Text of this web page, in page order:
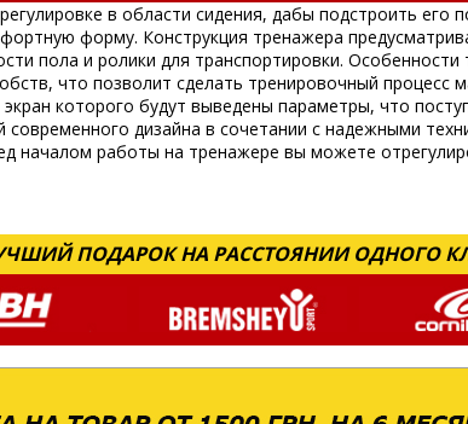
в области сидения, дабы подстроить его
форму. Конструкция тренажера
пола и ролики для транспортировки.
что позволит сделать тренировочный процесс
которого будут выведены параметры, что
дизайна в сочетании с надежными
началом работы на тренажере вы можете
ПОДАРОК НА РАССТОЯНИИ ОДНОГО